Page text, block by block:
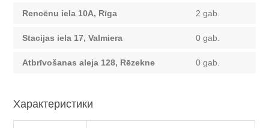
Rencēnu iela 10A, Rīga 2 gab.
Stacijas iela 17, Valmiera 0 gab.
Atbrīvošanas aleja 128, Rēzekne 0 gab.
Характеристики